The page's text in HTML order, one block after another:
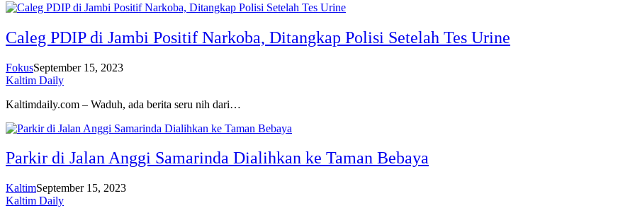
Caleg PDIP di Jambi Positif Narkoba, Ditangkap Polisi Setelah Tes Urine
FokusSeptember 15, 2023
Kaltim Daily
Kaltimdaily.com – Waduh, ada berita seru nih dari…
Parkir di Jalan Anggi Samarinda Dialihkan ke Taman Bebaya
KaltimSeptember 15, 2023
Kaltim Daily